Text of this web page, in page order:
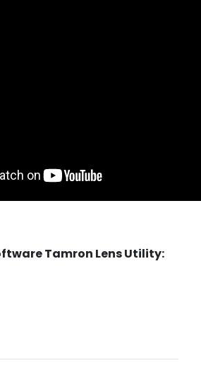
Tamron Lens Utility: